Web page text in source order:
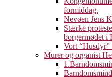
formiddag.
Nevøen Jens
Stærke
borgermødet i
Vort “Husdyr”
Murer og organist